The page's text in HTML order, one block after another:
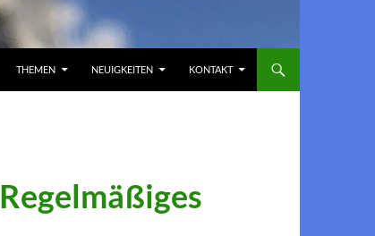
THEMEN NEUIGKEITEN KONTAKT
Regelmäßiges